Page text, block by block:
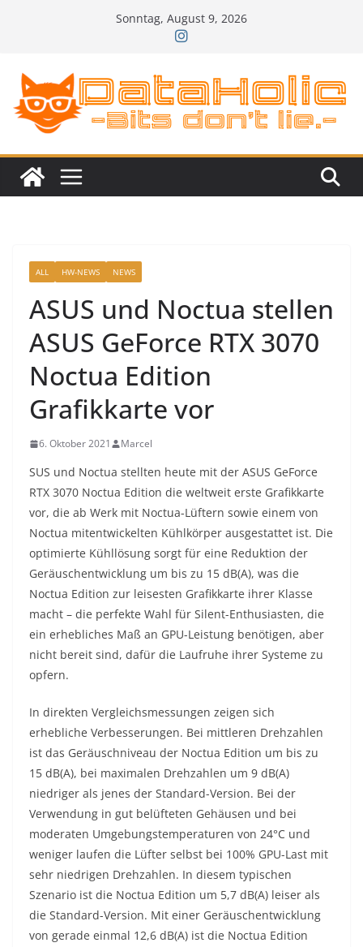
Sonntag, August 9, 2026
ALL HW-NEWS NEWS
ASUS und Noctua stellen
ASUS GeForce RTX 3070
Noctua Edition
Grafikkarte vor
6. Oktober 2021 Marcel
SUS und Noctua stellten heute mit der ASUS GeForce
RTX 3070 Noctua Edition die weltweit erste Grafikkarte
vor, die ab Werk mit Noctua-Lüftern sowie einem von
Noctua mitentwickelten Kühlkörper ausgestattet ist. Die
optimierte Kühllösung sorgt für eine Reduktion der
Geräuschentwicklung um bis zu 15 dB(A), was die
Noctua Edition zur leisesten Grafikkarte ihrer Klasse
macht – die perfekte Wahl für Silent-Enthusiasten, die
ein erhebliches Maß an GPU-Leistung benötigen, aber
nicht bereit sind, dafür die Laufruhe ihrer Systeme zu
opfern.
In direkten Vergleichsmessungen zeigen sich
erhebliche Verbesserungen. Bei mittleren Drehzahlen
ist das Geräuschniveau der Noctua Edition um bis zu
15 dB(A), bei maximalen Drehzahlen um 9 dB(A)
niedriger als jenes der Standard-Version. Bei der
Verwendung in gut belüfteten Gehäusen und bei
moderaten Umgebungstemperaturen von 24°C und
weniger laufen die Lüfter selbst bei 100% GPU-Last mit
sehr niedrigen Drehzahlen. In diesem typischen
Szenario ist die Noctua Edition um 5,7 dB(A) leiser als
die Standard-Version. Mit einer Geräuschentwicklung
von gerade einmal 12,6 dB(A) ist die Noctua Edition